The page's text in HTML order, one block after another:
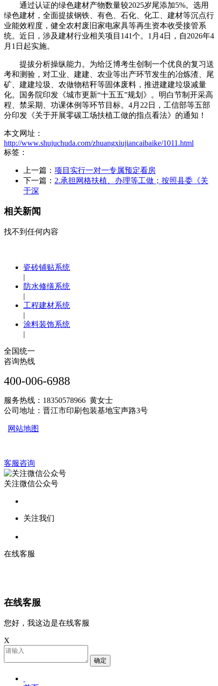
通过认证的绿色建材产物数量较2025岁尾添加5%。选用
绿色建材，全面提拔钢铁、有色、石化、化工、建材等沉点行
业能效程度，健全农村废旧家电家具等再生资本收受接管系
统。近日，涉及建材行业相关项目141个。1月4日，自2026年4
月1日起实施。
提拔分析操纵能力。为给泛博考生创制一个优良的复习送
考和测验，对工业、建建、农业等出产环节发生的冶炼渣、尾
矿、建建垃圾、农做物秸秆等固体废料，推进建建垃圾减量
化。国务院印发《城市更新“十五五”规划》。明白节制开采高
程、禁采期、功课体例等环节目标。4月22日，工信部等五部
分印发《关于开展零碳工场扶植工做的指点看法》的通知！
本文网址：
http://www.shujuchuda.com/zhuangxiujiancaibaike/1011.html
标签：
上一篇： 项目实行一对一专属预定看房
下一篇： 2.承担网格扶植、办理等工做；按照县委《关
于深
相关新闻
找不到任何内容
瓷砖铺贴系统
|
防水修缮系统
|
工程建材系统
|
涂料装饰系统
|
全国统一
咨询热线
400-006-6988
服务热线：18350578966 黄女士
公司地址：晋江市印刷包装基地宝声路3号
网站地图
客服咨询
关注微信公众号
关注我们
在线客服
在线客服
您好，我这边是在线客服
X
确定